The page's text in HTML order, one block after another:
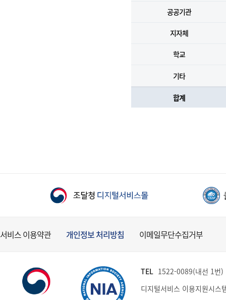
공공기관
지자체
학교
기타
합계
서비스 이용약관 개인정보 처리방침 이메일무단수집거부
TEL 1522-0089(내선 1번
디지털서비스 이용지원시스